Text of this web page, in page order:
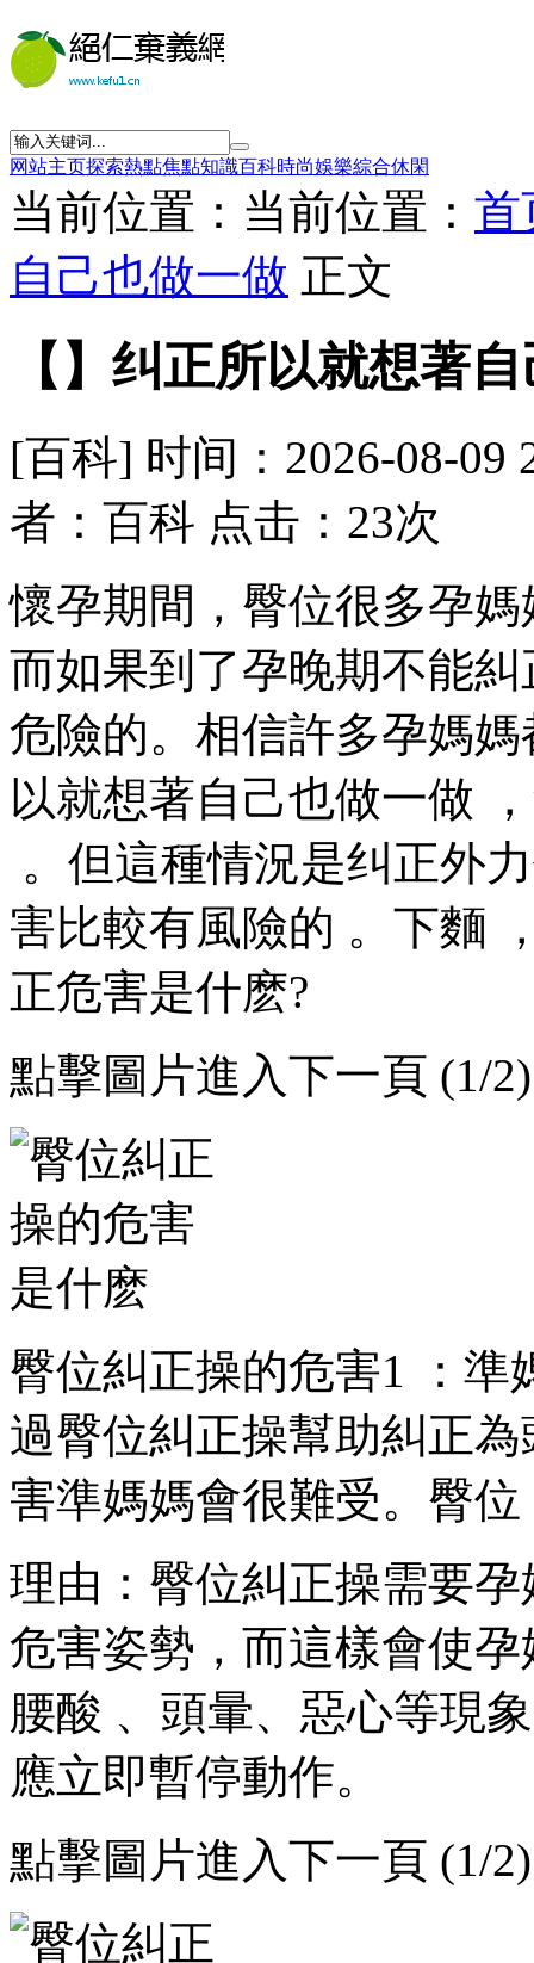
网站主页探索熱點焦點知識百科時尚娛樂綜合休閑
当前位置：当前位置： 首
自己也做一做 正文
【】纠正所以就想著
[百科] 时间：2026-08-09
者：百科 点击：23次
懷孕期間，臀位很多孕
而如果到了孕晚期不能糾正
危險的。相信許多孕媽
以就想著自己也做一做
 。但這種情況是纠正外力
害比較有風險的  。下麵
正危害是什麽?
點擊圖片進入下一頁 (1/2)
臀位糾正操的危害1 ：
過臀位糾正操幫助糾正為頭位
害準媽媽會很難受。臀位
理由：臀位糾正操需要
危害姿勢，而這樣會使
腰酸 、頭暈、惡心等現
應立即暫停動作。
點擊圖片進入下一頁 (1/2)